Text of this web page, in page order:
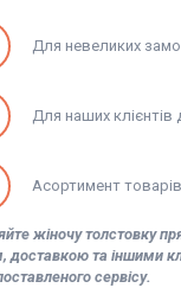
Для невеликих
Для наших клієнтів
Асортимент
жіночу толстовку
доставкою та іншими
сервісу.